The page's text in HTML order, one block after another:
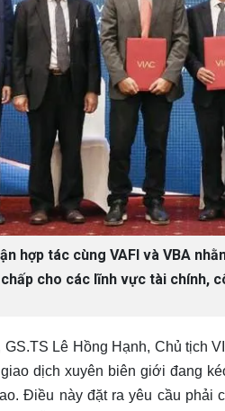
hợp tác cùng VAFI và VBA
chấp cho các lĩnh vực tài chính,
GS.TS Lê Hồng Hạnh, Chủ tịch
dịch xuyên biên giới đang
Điều này đặt ra yêu cầu phải